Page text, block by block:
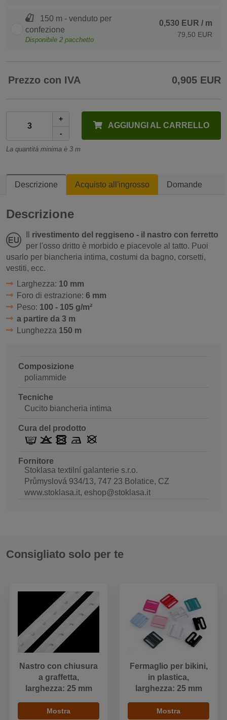
150 m - venduto per
confezione
Disponibile 2 pacchetto
0,530 EUR / m
79,50 EUR
Prezzo con IVA 0,905 EUR
+
-
AGGIUNGI AL CARRELLO
La quantità minima è 3 m
Descrizione Acquisto all'ingrosso Domande
Descrizione
rivestimento del reggiseno - il nastro con ferretto
per l'osso dritto è morbido e piacevole al tatto. Puoi
usarlo per biancheria intima, costumi da bagno, corsetti,
vestiti, ecc.
Larghezza: 10 mm
Foro di estrazione: 6 mm
Peso: 100 - 105 g/m²
a partire da 3 m
Lunghezza 150 m
Composizione
poliammide
Tecniche
Cucito biancheria intima
Cura del prodotto
Fornitore
Stoklasa textilní galanterie s.r.o.
Průmyslová 934/13, 747 23 Bolatice, CZ
www.stoklasa.it, eshop@stoklasa.it
Consigliato solo per te
Nastro con chiusura
a graffetta,
larghezza: 25 mm
Mostra
Fermaglio per bikini,
in plastica,
larghezza: 25 mm
Mostra